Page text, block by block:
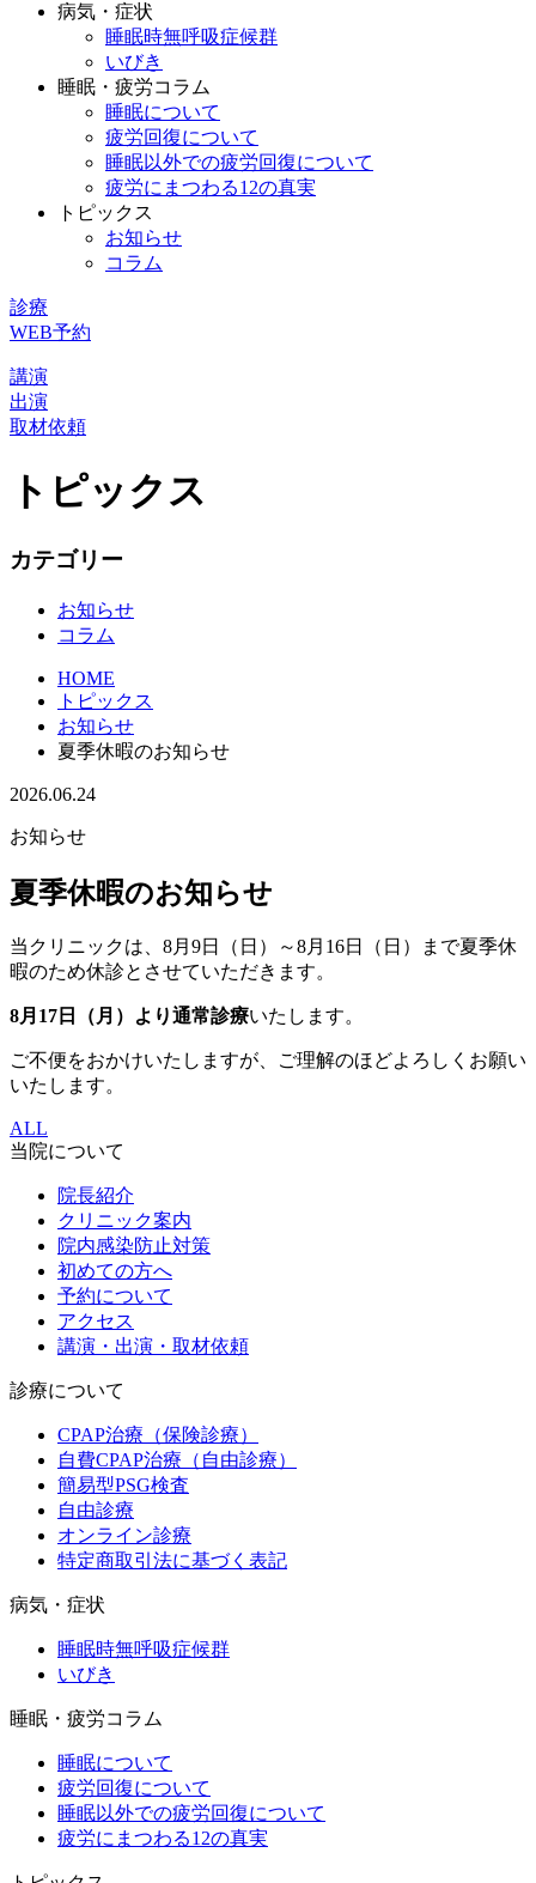
病気・症状
睡眠時無呼吸症候群
いびき
睡眠・疲労コラム
睡眠について
疲労回復について
睡眠以外での疲労回復について
疲労にまつわる12の真実
トピックス
お知らせ
コラム
診療
WEB予約
講演
出演
取材依頼
トピックス
カテゴリー
お知らせ
コラム
HOME
トピックス
お知らせ
夏季休暇のお知らせ
2026.06.24
お知らせ
夏季休暇のお知らせ
当クリニックは、8月9日（日）～8月16日（日）まで夏季休
暇のため休診とさせていただきます。
8月17日（月）より通常診療いたします。
ご不便をおかけいたしますが、ご理解のほどよろしくお願い
いたします。
ALL
当院について
院長紹介
クリニック案内
院内感染防止対策
初めての方へ
予約について
アクセス
講演・出演・取材依頼
診療について
CPAP治療（保険診療）
自費CPAP治療（自由診療）
簡易型PSG検査
自由診療
オンライン診療
特定商取引法に基づく表記
病気・症状
睡眠時無呼吸症候群
いびき
睡眠・疲労コラム
睡眠について
疲労回復について
睡眠以外での疲労回復について
疲労にまつわる12の真実